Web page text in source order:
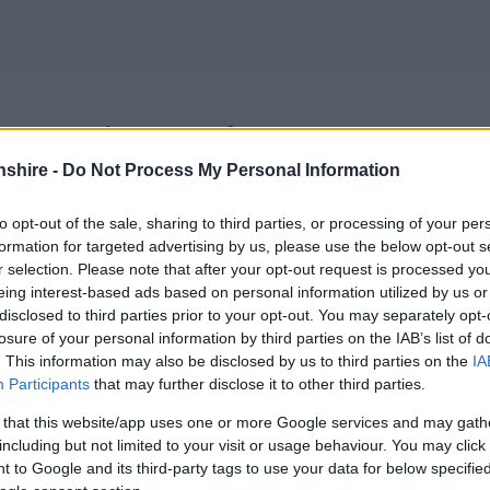
- Do Not Process My Personal Information
opt-out of the sale, sharing to third parties, or processing of your
for targeted advertising by us, please use the below opt-out
selection. Please note that after your opt-out request is processed
interest-based ads based on personal information utilized by us
to third parties prior to your opt-out. You may separately
of your personal information by third parties on the IAB’s list of
This information may also be disclosed by us to third parties on the
Participants that may further disclose it to other third parties.
that this website/app uses one or more Google services and may
but not limited to your visit or usage behaviour. You may
to Google and its third-party tags to use your data for below
addas ar gyfer trwydded safle yn ddiweddarach. Gall hyn
newid sylweddol.
am ddatganiad dros
fod yn osgoi sefyllfa lle buddsoddir swm mawr o arian
gweithgareddau trwyddedadwy. Yna, i ddod o hyd y
a osodwyd yn afresymol felly bod y busnes ddim yn
dros dro